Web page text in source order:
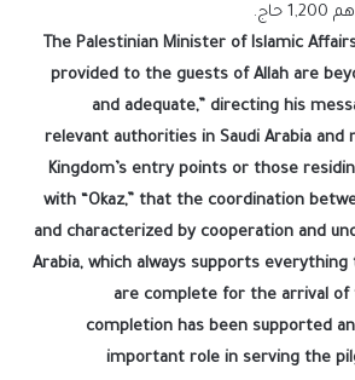
The Palestinian Minister of Islamic
provided to the guests of Allah are
and adequate,” directing his
relevant authorities in Saudi Arabia
Kingdom’s entry points or those
with “Okaz,” that the coordination
and characterized by cooperation and
Arabia, which always supports
are complete for the arrival of
completion has been supported
important role in serving the